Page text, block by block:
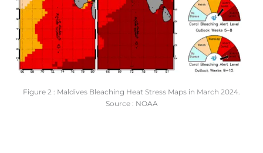
Figure 2 : Maldives Bleaching Heat Stress Maps in March 2024.
Source : NOAA